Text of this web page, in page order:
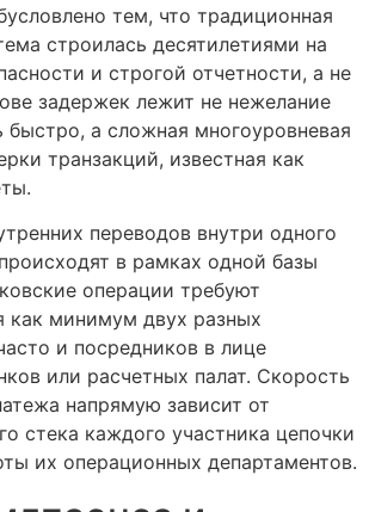
тем, что традиционная
строилась десятилетиями на
и строгой отчетности, а не
задержек лежит не нежелание
быстро, а сложная многоуровневая
транзакций, известная как
переводов внутри одного
в рамках одной базы
операции требуют
как минимум двух разных
и посредников в лице
или расчетных палат. Скорость
напрямую зависит от
стека каждого участника цепочки
их операционных департаментов.